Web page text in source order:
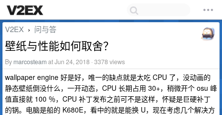
V2EX › 问与答
壁纸与性能如何取舍？
By marcosteamat Jun 24, 2018 · 3378 views
wallpaper engine 好是好，唯一的缺点就是太吃 CPU 了，没动画的
静态壁纸倒没什么，一开动态，CPU 长期占用 30+，稍微开个 osu 峰
值直接就 100 ％，CPU 补丁发布之前可不是这样，怀疑是巨硬补丁
的锅。电脑是船的 K680E，看中的就是能换 U，现在考虑几个解决方